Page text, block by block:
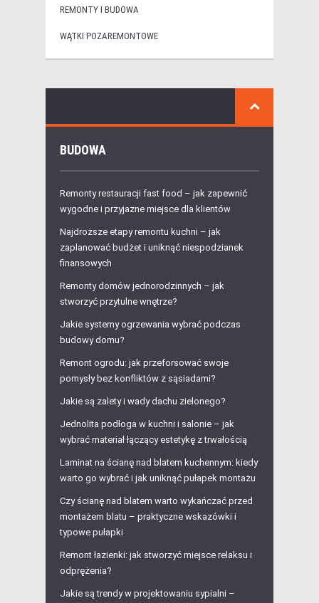
REMONTY I BUDOWA
WĄTKI POZAREMONTOWE
BUDOWA
Remonty restauracji fast food – jak zapewnić
wygodne i przyjazne miejsce dla klientów
Najdroższe etapy remontu kuchni – jak
zaplanować budżet i uniknąć niespodzianek
finansowych
Remonty domów jednorodzinnych – jak
stworzyć przytulne wnętrze?
Jakie systemy ogrzewania wybrać podczas
budowy domu?
Remont ogrodu: jak przeforsować swoje
pomysły bez konfliktów z sąsiadami?
Jakie są zalety i wady dachu zielonego?
Jednolita podłoga w kuchni i salonie – jak
wybrać materiał łączący estetykę z trwałością
Laminat na ścianę nad blatem kuchennym: kiedy
warto go wybrać i jak uniknąć pułapek montażu
Czy ścianę nad blatem warto wykańczać przed
montażem blatu – praktyczne wskazówki i
typowe pułapki
Remont łazienki: jak stworzyć miejsce relaksu i
odprężenia?
Jakie są trendy w projektowaniu sypialni –